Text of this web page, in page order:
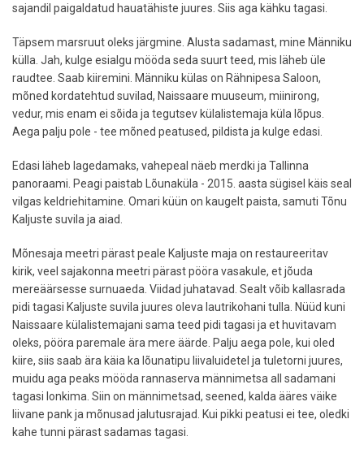
sajandil paigaldatud hauatähiste juures. Siis aga kähku tagasi.
Täpsem marsruut oleks järgmine. Alusta sadamast, mine Männiku
külla. Jah, kulge esialgu mööda seda suurt teed, mis läheb üle
raudtee. Saab kiiremini. Männiku külas on Rähnipesa Saloon,
mõned kordatehtud suvilad, Naissaare muuseum, miinirong,
vedur, mis enam ei sõida ja tegutsev külalistemaja küla lõpus.
Aega palju pole - tee mõned peatused, pildista ja kulge edasi.
Edasi läheb lagedamaks, vahepeal näeb merdki ja Tallinna
panoraami. Peagi paistab Lõunaküla - 2015. aasta sügisel käis seal
vilgas keldriehitamine. Omari küün on kaugelt paista, samuti Tõnu
Kaljuste suvila ja aiad.
Mõnesaja meetri pärast peale Kaljuste maja on restaureeritav
kirik, veel sajakonna meetri pärast pööra vasakule, et jõuda
mereäärsesse surnuaeda. Viidad juhatavad. Sealt võib kallasrada
pidi tagasi Kaljuste suvila juures oleva lautrikohani tulla. Nüüd kuni
Naissaare külalistemajani sama teed pidi tagasi ja et huvitavam
oleks, pööra paremale ära mere äärde. Palju aega pole, kui oled
kiire, siis saab ära käia ka lõunatipu liivaluidetel ja tuletorni juures,
muidu aga peaks mööda rannaserva männimetsa all sadamani
tagasi lonkima. Siin on männimetsad, seened, kalda ääres väike
liivane pank ja mõnusad jalutusrajad. Kui pikki peatusi ei tee, oledki
kahe tunni pärast sadamas tagasi.